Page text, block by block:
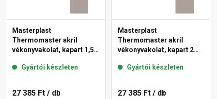
Masterplast
Thermomaster akril
vékonyvakolat, kapart 1,5
Gyártói készleten
27 385 Ft / db
Masterplast
Thermomaster akril
vékonyvakolat, kapart 2
Gyártói készleten
27 385 Ft / db